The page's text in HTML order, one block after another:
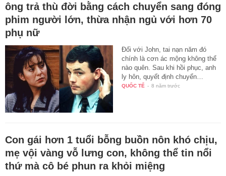
ông trả thù đời bằng cách chuyển sang đóng
phim người lớn, thừa nhận ngủ với hơn 70
phụ nữ
Đối với John, tai nạn năm đó
chính là cơn ác mộng không thể
nào quên. Sau khi hồi phục, anh
ly hôn, quyết định chuyển…
QUỐC TẾ - 8 năm trước
Con gái hơn 1 tuổi bỗng buồn nôn khó chịu,
mẹ vội vàng vỗ lưng con, không thể tin nổi
thứ mà cô bé phun ra khỏi miệng